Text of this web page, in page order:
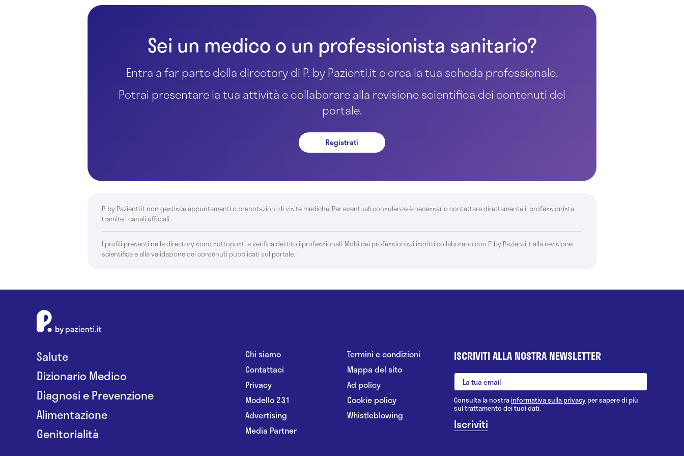
Sei un medico o un professionista sanitario?
Entra a far parte della directory di P. by Pazienti.it e crea la tua scheda professionale.
Potrai presentare la tua attività e collaborare alla revisione scientifica dei contenuti del
portale.
Registrati
P. by Pazienti.it non gestisce appuntamenti o prenotazioni di visite mediche. Per eventuali consulenze è necessario contattare direttamente il professionista
tramite i canali ufficiali.
I profili presenti nella directory sono sottoposti a verifica dei titoli professionali. Molti dei professionisti iscritti collaborano con P. by Pazienti.it alla revisione
scientifica e alla validazione dei contenuti pubblicati sul portale.
Salute
Dizionario Medico
Diagnosi e Prevenzione
Alimentazione
Genitorialità
Chi siamo
Contattaci
Privacy
Modello 231
Advertising
Media Partner
Termini e condizioni
Mappa del sito
Ad policy
Cookie policy
Whistleblowing
ISCRIVITI ALLA NOSTRA NEWSLETTER
Consulta la nostrainformativa sulla privacy per sapere di più
sul trattamento dei tuoi dati.